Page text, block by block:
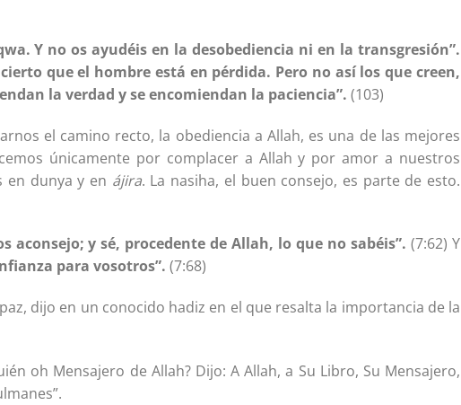
Y no os ayudéis en la desobediencia ni en la transgresión”.
que el hombre está en pérdida. Pero no así los que creen,
la verdad y se encomiendan la paciencia”. (103)
el camino recto, la obediencia a Allah, es una de las mejores
únicamente por complacer a Allah y por amor a nuestros
en dunya y en ájira. La nasiha, el buen consejo, es parte de esto.
aconsejo; y sé, procedente de Allah, lo que no sabéis”. (7:62) Y
para vosotros”. (7:68)
dijo en un conocido hadiz en el que resalta la importancia de la
oh Mensajero de Allah? Dijo: A Allah, a Su Libro, Su Mensajero,